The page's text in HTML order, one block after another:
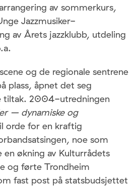
av sommerkurs,
Jazzmusiker-
av Årets jazzklubb, utdeling
og de regionale sentrene
plass, åpnet det seg
tiltak. 2004-utredningen
– dynamiske og
orde for en kraftig
noe som
en økning av Kulturrådets
og førte Trondheim
fast post på statsbudsjettet